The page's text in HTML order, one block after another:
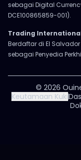
sebagai Digital
DCE100865859-001).
Trading International
Berdaftar di El Salvador
sebagai Penyedia
© 2026
Keutamaan Kuki